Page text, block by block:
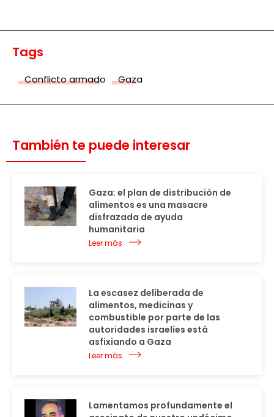
Tags
Conflicto armado Gaza
También te puede interesar
Gaza: el plan de distribución de
alimentos es una masacre
disfrazada de ayuda
humanitaria
Leer más
La escasez deliberada de
alimentos, medicinas y
combustible por parte de las
autoridades israelíes está
asfixiando a Gaza
Leer más
Lamentamos profundamente el